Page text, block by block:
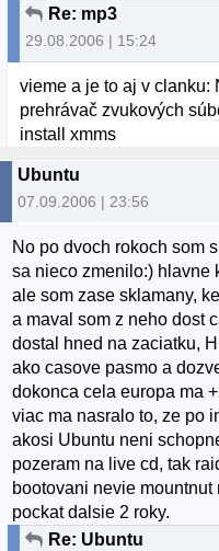
Re: mp3
29.08.2006 | 15:24
vieme a je to aj v clanku:
prehrávač zvukových
install xmms
Ubuntu
07.09.2006 | 23:56
No po dvoch rokoch som
sa nieco zmenilo:) hlavne
ale som zase sklamany,
a maval som z neho dost
dostal hned na zaciatku,
ako casove pasmo a
dokonca cela europa ma
viac ma nasralo to, ze po
akosi Ubuntu neni
pozeram na live cd, tak
bootovani nevie
pockat dalsie 2 roky.
Re: Ubuntu